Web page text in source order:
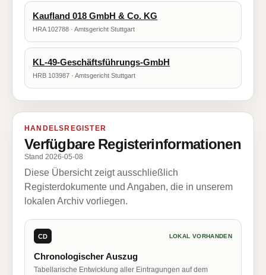
Kaufland 018 GmbH & Co. KG
HRA 102788 · Amtsgericht Stuttgart
KL-49-Geschäftsführungs-GmbH
HRB 103987 · Amtsgericht Stuttgart
HANDELSREGISTER
Verfügbare Registerinformationen
Stand 2026-05-08
Diese Übersicht zeigt ausschließlich
Registerdokumente und Angaben, die in unserem
lokalen Archiv vorliegen.
CD LOKAL VORHANDEN
Chronologischer Auszug
Tabellarische Entwicklung aller Eintragungen auf dem